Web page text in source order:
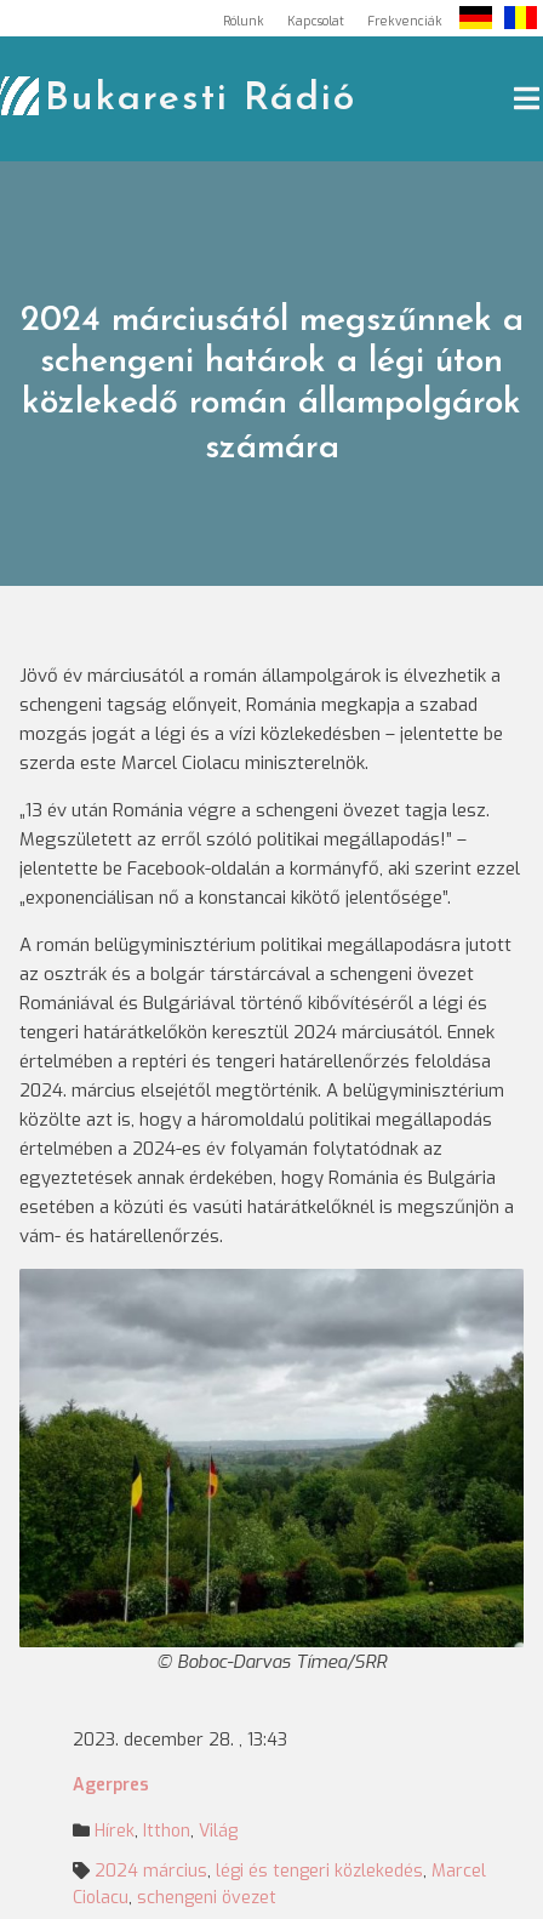
to
content
Rólunk Kapcsolat Frekvenciák
Bukaresti Rádió
2024 márciusától megszűnnek a
schengeni határok a légi úton
közlekedő román állampolgárok
számára
Jövő év márciusától a román állampolgárok is élvezhetik a
schengeni tagság előnyeit, Románia megkapja a szabad
mozgás jogát a légi és a vízi közlekedésben – jelentette be
szerda este Marcel Ciolacu miniszterelnök.
„13 év után Románia végre a schengeni övezet tagja lesz.
Megszületett az erről szóló politikai megállapodás!” –
jelentette be Facebook-oldalán a kormányfő, aki szerint ezzel
„exponenciálisan nő a konstancai kikötő jelentősége”.
A román belügyminisztérium politikai megállapodásra jutott
az osztrák és a bolgár társtárcával a schengeni övezet
Romániával és Bulgáriával történő kibővítéséről a légi és
tengeri határátkelőkön keresztül 2024 márciusától. Ennek
értelmében a reptéri és tengeri határellenőrzés feloldása
2024. március elsejétől megtörténik. A belügyminisztérium
közölte azt is, hogy a háromoldalú politikai megállapodás
értelmében a 2024-es év folyamán folytatódnak az
egyeztetések annak érdekében, hogy Románia és Bulgária
esetében a közúti és vasúti határátkelőknél is megszűnjön a
vám- és határellenőrzés.
Boboc-Darvas Tímea/SRR
2023. december 28. , 13:43
Agerpres
Hírek, Itthon, Világ
2024 március, légi és tengeri közlekedés, Marcel
Ciolacu, schengeni övezet